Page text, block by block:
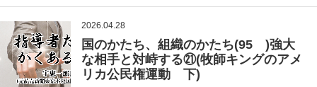
2026.04.28
国のかたち、組織のかたち(95 )強大
な相手と対峙する㉑(牧師キングのアメ
リカ公民権運動 下)